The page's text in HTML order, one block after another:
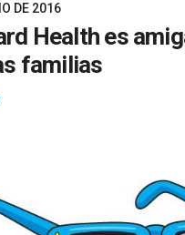
DE 2016
Health es
familias